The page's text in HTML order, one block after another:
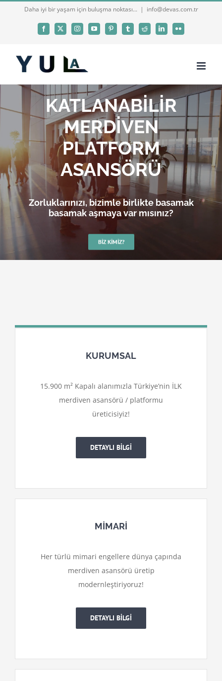
Daha iyi bir yaşam için buluşma noktası... | info@devas.com.tr
Facebook
X InstagramYouTubePinterestTumblrReddit LinkedInFlickr
KATLANABİLİR
MERDİVEN
PLATFORM
ASANSÖRÜ
Zorluklarınızı, bizimle birlikte basamak
basamak aşmaya var mısınız?
BIZ KIMIZ?
KURUMSAL
15.900 m² Kapalı alanımızla Türkiye’nin İLK
merdiven asansörü / platformu
üreticisiyiz!
DETAYLI BİLGİ
MİMARİ
Her türlü mimari engellere dünya çapında
merdiven asansörü üretip
modernleştiriyoruz!
DETAYLI BİLGİ